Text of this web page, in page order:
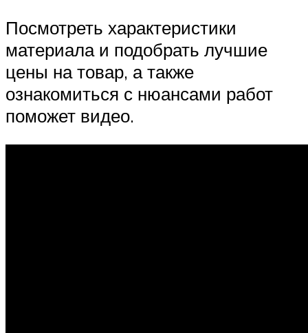
Посмотреть характеристики
материала и подобрать лучшие
цены на товар, а также
ознакомиться с нюансами работ
поможет видео.